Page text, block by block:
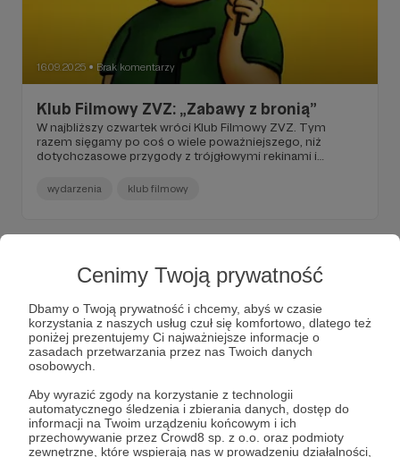
Cenimy Twoją prywatność
Dbamy o Twoją prywatność i chcemy, abyś w czasie
korzystania z naszych usług czuł się komfortowo, dlatego też
poniżej prezentujemy Ci najważniejsze informacje o
zasadach przetwarzania przez nas Twoich danych
osobowych.
Aby wyrazić zgody na korzystanie z technologii
automatycznego śledzenia i zbierania danych, dostęp do
informacji na Twoim urządzeniu końcowym i ich
przechowywanie przez Crowd8 sp. z o.o. oraz podmioty
zewnętrzne, które wspierają nas w prowadzeniu działalności,
16.09.2025 ● Brak komentarzy
Klub Filmowy ZVZ: „Zabawy z bronią”
W najbliższy czwartek wróci Klub Filmowy ZVZ. Tym
razem sięgamy po coś o wiele poważniejszego, niż
dotychczasowe przygody z trójgłowymi rekinami i
wydarzenia klub filmowy
08.08.2025 ● Brak komentarzy